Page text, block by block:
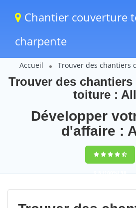
Chantier couverture
charpente
Accueil Trouver des chantiers
Trouver des
toiture :
Développer
d'affaire :
9,5(100%)58
votes